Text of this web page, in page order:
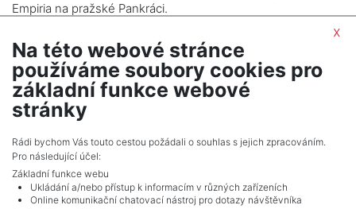
Empiria na pražské Pankráci.
ZOBRAZIT DALŠÍ ČLÁNEK
x
Na této webové stránce
používáme soubory cookies pro
základní funkce webové
stránky
Rádi bychom Vás touto cestou požádali o souhlas s jejich zpracováním.
Pro následující účel:
Základní funkce webu
Ukládání a/nebo přístup k informacím v různých zařízeních
Online komunikační chatovací nástroj pro dotazy návštěvníka